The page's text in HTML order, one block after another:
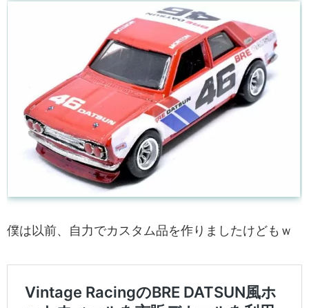
僕は以前、自力でカスタム品を作りましたけどもｗ